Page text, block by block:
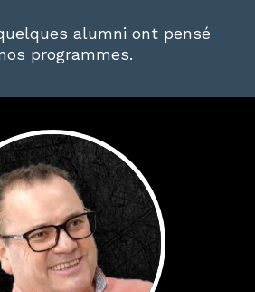
alumni ont pensé
programmes.